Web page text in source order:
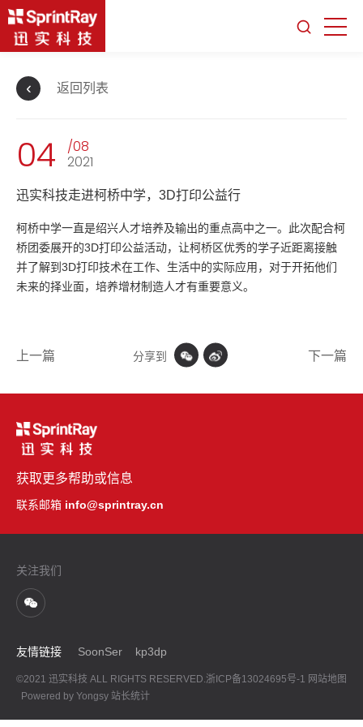
返回列表
04
/08
2021
迅实科技走进柯桥中学，3D打印公益行
柯桥中学一直是绍兴人才培养及输出的重点高中之一。此次配合柯
桥团委展开的3D打印公益活动，让柯桥区优秀的学子近距离接触
并了解到3D打印技术在工作、生活中的实际应用，对于开拓他们
未来的择业面，培养增材制造人才有重要意义。
上一篇 下一篇
分享到
获取更多帮助或信息
联系邮箱 info@sprintray.cn
关注我们
友情链接 SoonSer kp3dp
©2021 迅实科技 ALL RIGHTS RESERVED. 浙ICP备13024695号-1
Powered by Yongsy 站长统计
网站地图